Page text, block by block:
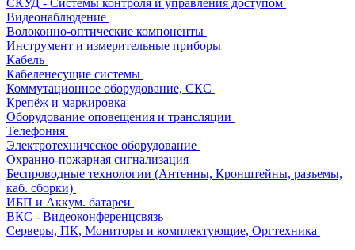
СКУД - Системы контроля и управления доступом
Видеонаблюдение
Волоконно-оптические компоненты
Инструмент и измерительные приборы
Кабель
Кабеленесущие системы
Коммутационное оборудование, СКС
Крепёж и маркировка
Оборудование оповещения и трансляции
Телефония
Электротехническое оборудование
Охранно-пожарная сигнализация
Беспроводные технологии (Антенны, Кронштейны, разъемы,
каб. сборки)
ИБП и Аккум. батареи
ВКС - Видеоконференцсвязь
Серверы, ПК, Мониторы и комплектующие, Оргтехника